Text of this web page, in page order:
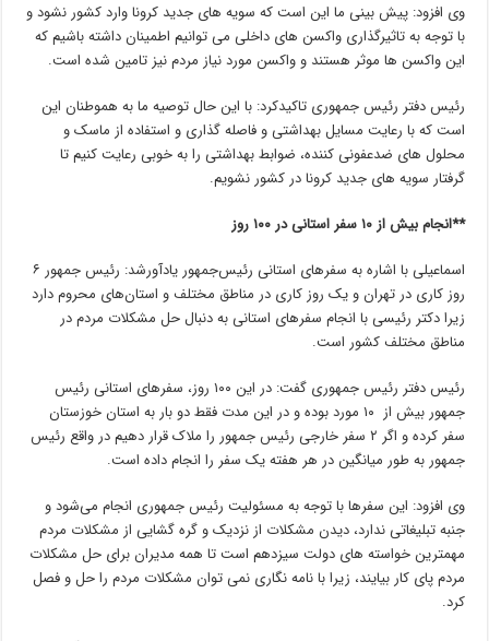
وی افزود: پیش بینی ما این است که سویه های جدید کرونا وارد کشور نشود و
با توجه به تاثیرگذاری واکسن های داخلی می توانیم اطمینان داشته باشیم که
این واکسن ها موثر هستند و واکسن مورد نیاز مردم نیز تامین شده است.
رئیس دفتر رئیس جمهوری تاکیدکرد: با این حال توصیه ما به هموطنان این
است که با رعایت مسایل بهداشتی و فاصله گذاری و استفاده از ماسک و
محلول های ضدعفونی کننده، ضوابط بهداشتی را به خوبی رعایت کنیم تا
گرفتار سویه های جدید کرونا در کشور نشویم.
**انجام بیش از ۱۰ سفر استانی در ۱۰۰ روز
اسماعیلی با اشاره به سفرهای استانی رئیس‌جمهور یادآورشد: رئیس جمهور ۶
روز کاری در تهران و یک روز کاری در مناطق مختلف و استان‌های محروم دارد
زیرا دکتر رئیسی با انجام سفرهای استانی به دنبال حل مشکلات مردم در
مناطق مختلف کشور است.
رئیس دفتر رئیس جمهوری گفت: در این ۱۰۰ روز، سفرهای استانی رئیس
جمهور بیش از ۱۰ مورد بوده و در این مدت فقط دو بار به استان خوزستان
سفر کرده و اگر ۲ سفر خارجی رئیس جمهور را ملاک قرار دهیم در واقع رئیس
جمهور به طور میانگین در هر هفته یک سفر را انجام داده است.
وی افزود: این سفرها با توجه به مسئولیت رئیس جمهوری انجام می‌شود و
جنبه تبلیغاتی ندارد، دیدن مشکلات از نزدیک و گره گشایی از مشکلات مردم
مهمترین خواسته های دولت سیزدهم است تا همه مدیران برای حل مشکلات
مردم پای کار بیایند، زیرا با نامه نگاری نمی توان مشکلات مردم را حل و فصل
کرد.